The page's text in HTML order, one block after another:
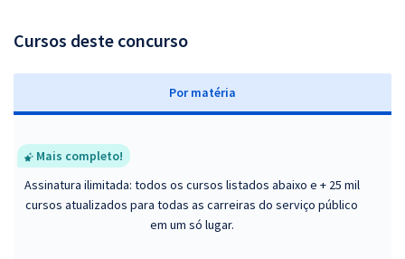
Cursos deste concurso
Por matéria
Mais completo!
Assinatura ilimitada: todos os cursos listados abaixo e + 25 mil
cursos atualizados para todas as carreiras do serviço público
em um só lugar.